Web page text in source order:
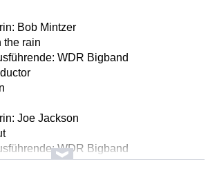
Bob Mintzer
the rain
WDR Bigband
Joe Jackson
WDR Bigband